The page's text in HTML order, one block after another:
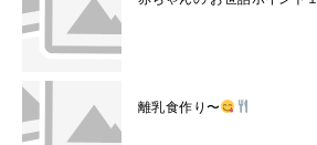
離乳食作り〜